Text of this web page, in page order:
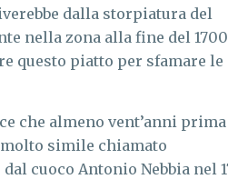
dalla storpiatura del
nella zona alla fine del
questo piatto per sfamare le
che almeno vent’anni prima
simile chiamato
cuoco Antonio Nebbia nel